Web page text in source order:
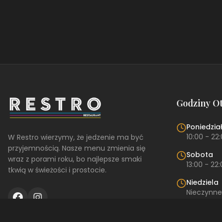
W Restro wierzymy, że jedzenie ma być
przyjemnością. Nasze menu zmienia się
wraz z porami roku, bo najlepsze smaki
tkwią w świeżości i prostocie.
Godziny
10:00 -
Sobota
13:00 -
Niedziela
Nieczynne